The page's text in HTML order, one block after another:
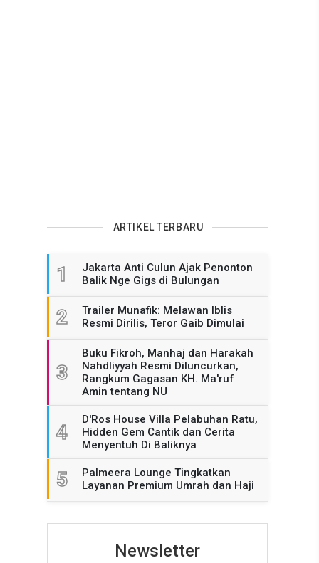
ARTIKEL TERBARU
1
Jakarta Anti Culun Ajak Penonton
Balik Nge Gigs di Bulungan
2
Trailer Munafik: Melawan Iblis
Resmi Dirilis, Teror Gaib Dimulai
3
Buku Fikroh, Manhaj dan Harakah
Nahdliyyah Resmi Diluncurkan,
Rangkum Gagasan KH. Ma'ruf
Amin tentang NU
4
D'Ros House Villa Pelabuhan Ratu,
Hidden Gem Cantik dan Cerita
Menyentuh Di Baliknya
5
Palmeera Lounge Tingkatkan
Layanan Premium Umrah dan Haji
Newsletter